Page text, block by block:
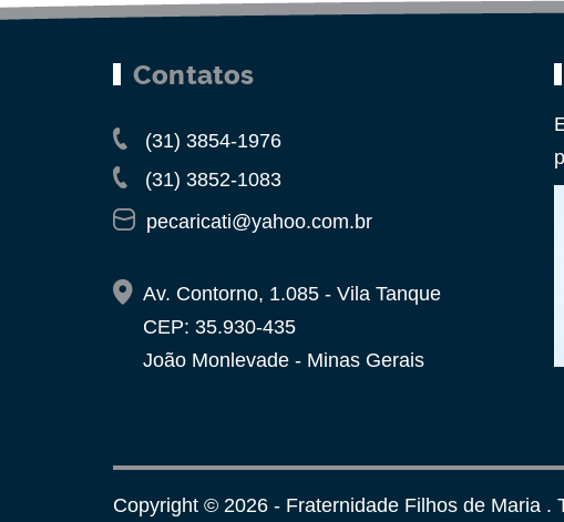
Contatos
(31) 3854-1976
(31) 3852-1083
pecaricati@yahoo.com.br
Av. Contorno, 1.085 - Vila Tanque
CEP: 35.930-435
João Monlevade - Minas Gerais
Copyright © 2026 - Fraternidade Filhos de Maria .